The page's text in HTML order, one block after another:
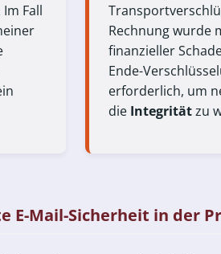
Fall
Rechnung wurde
finanzieller
Ende-
erforderlich, um
die Integritätzu
E-Mail-Sicherheit in der